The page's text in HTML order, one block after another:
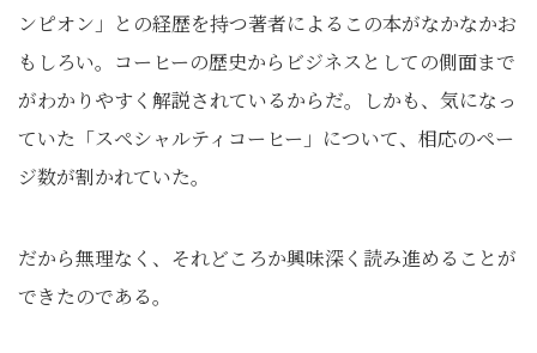
ンピオン」との経歴を持つ著者によるこの本がなかなかお
もしろい。コーヒーの歴史からビジネスとしての側面まで
がわかりやすく解説されているからだ。しかも、気になっ
ていた「スペシャルティコーヒー」について、相応のペー
ジ数が割かれていた。
だから無理なく、それどころか興味深く読み進めることが
できたのである。